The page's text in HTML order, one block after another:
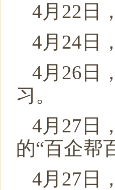
4月22日
4月24日
4月26日
习。
4月27日
的“百企帮
4月27日